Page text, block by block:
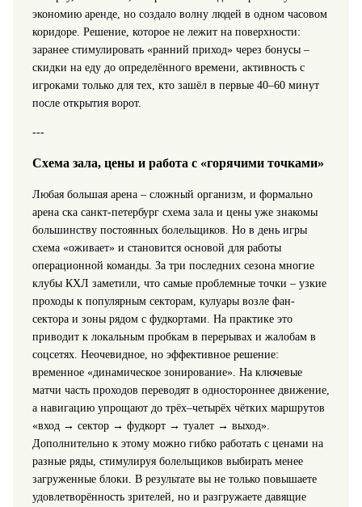
экономию аренде, но создало волну людей в одном часовом
коридоре. Решение, которое не лежит на поверхности:
заранее стимулировать «ранний приход» через бонусы –
скидки на еду до определённого времени, активность с
игроками только для тех, кто зашёл в первые 40–60 минут
после открытия ворот.
---
Схема зала, цены и работа с «горячими точками»
Любая большая арена – сложный организм, и формально
арена ска санкт-петербург схема зала и цены уже знакомы
большинству постоянных болельщиков. Но в день игры
схема «оживает» и становится основой для работы
операционной команды. За три последних сезона многие
клубы КХЛ заметили, что самые проблемные точки – узкие
проходы к популярным секторам, кулуары возле фан-
сектора и зоны рядом с фудкортами. На практике это
приводит к локальным пробкам в перерывах и жалобам в
соцсетях. Неочевидное, но эффективное решение:
временное «динамическое зонирование». На ключевые
матчи часть проходов переводят в одностороннее движение,
а навигацию упрощают до трёх–четырёх чётких маршрутов
«вход → сектор → фудкорт → туалет → выход».
Дополнительно к этому можно гибко работать с ценами на
разные ряды, стимулируя болельщиков выбирать менее
загруженные блоки. В результате вы не только повышаете
удовлетворённость зрителей, но и разгружаете давящие